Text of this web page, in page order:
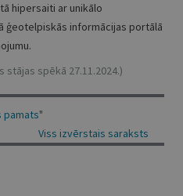
hipersaiti ar unikālo
ģeotelpiskās informācijas portālā
stājas spēkā 27.11.2024.)
pamats"
Viss izvērstais saraksts